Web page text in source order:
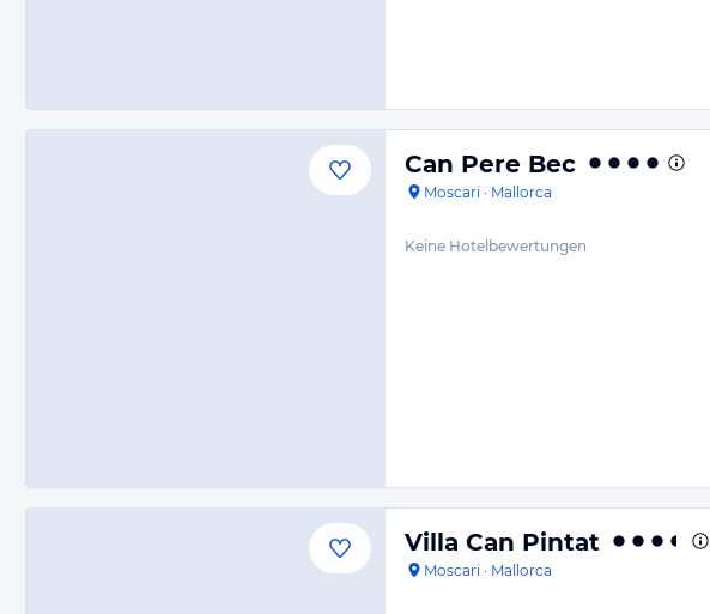
Can Pere Bec
Moscari · Mallorca
Keine Hotelbewertungen
Villa Can Pintat
Moscari · Mallorca